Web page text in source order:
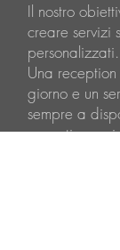
Il nostro
creare servizi
personalizzati.
Una
giorno e un
sempre a
pensati per